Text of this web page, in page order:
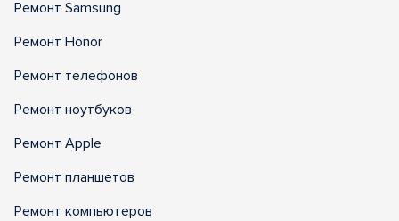
Ремонт Samsung
Ремонт Honor
Ремонт телефонов
Ремонт ноутбуков
Ремонт Apple
Ремонт планшетов
Ремонт компьютеров